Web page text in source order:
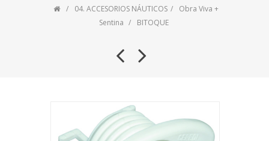
04. ACCESORIOS NÁUTICOS
Obra Viva +
Sentina
BITOQUE